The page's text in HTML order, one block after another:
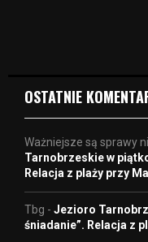
OSTATNIE
Ważniejsze są sprawy
Tarnobrzeskie w
Relacja z plaży przy
Tbg - Jezioro
śniadanie”. Relacja z